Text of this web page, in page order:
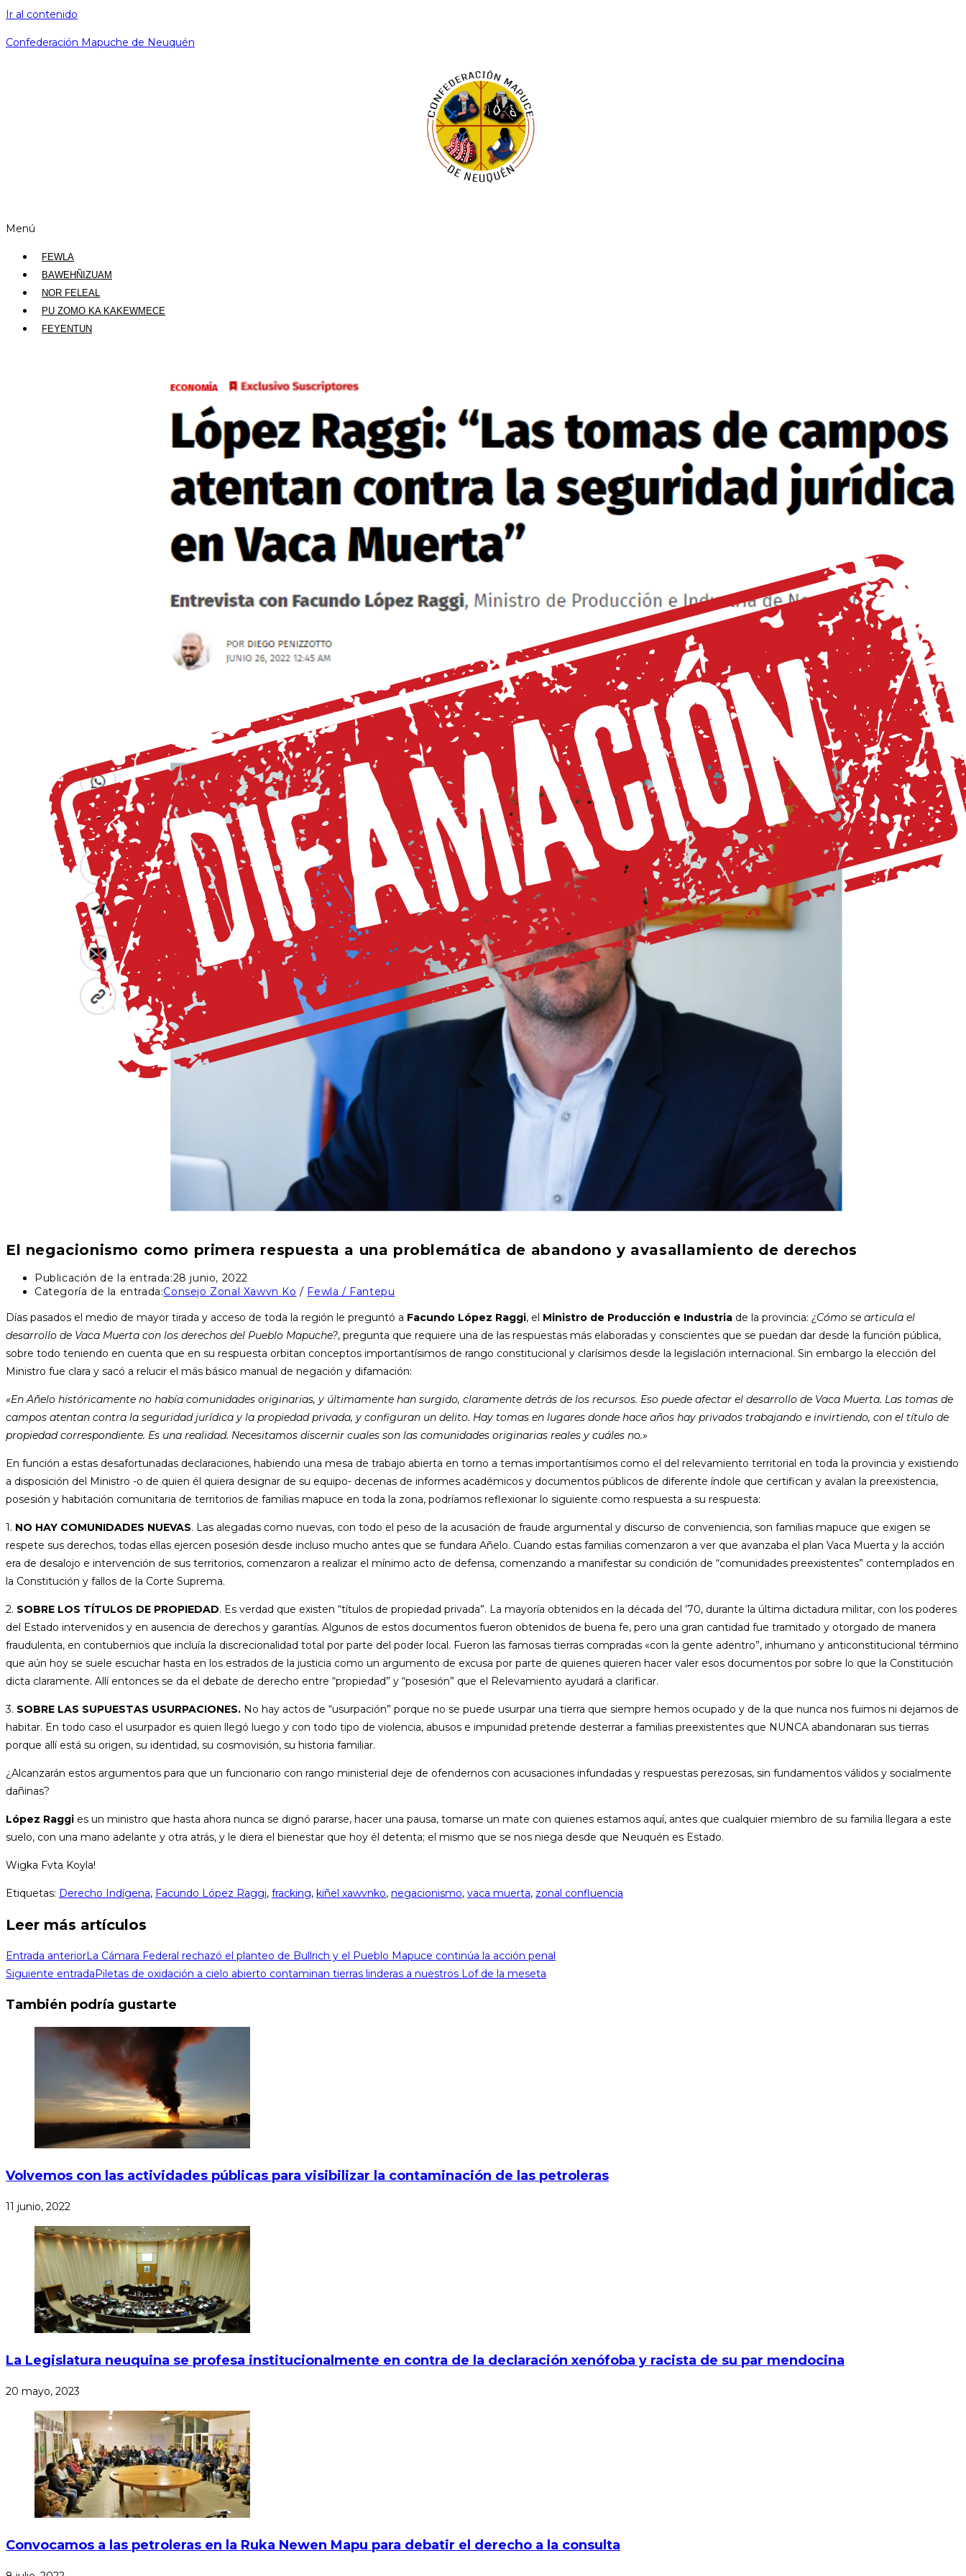
Ir al contenido
Confederación Mapuche de Neuquén
Menú
FEWLA
BAWEHÑIZUAM
NOR FELEAL
PU ZOMO KA KAKEWMECE
FEYENTUN
El negacionismo como primera respuesta a una problemática de abandono y avasallamiento de derechos
Publicación de la entrada:28 junio, 2022
Categoría de la entrada:Consejo Zonal Xawvn Ko / Fewla / Fantepu
Días pasados el medio de mayor tirada y acceso de toda la región le preguntó a Facundo López Raggi, el Ministro de Producción e Industria de la provincia: ¿Cómo se articula el
desarrollo de Vaca Muerta con los derechos del Pueblo Mapuche?, pregunta que requiere una de las respuestas más elaboradas y conscientes que se puedan dar desde la función pública,
sobre todo teniendo en cuenta que en su respuesta orbitan conceptos importantísimos de rango constitucional y clarísimos desde la legislación internacional. Sin embargo la elección del
Ministro fue clara y sacó a relucir el más básico manual de negación y difamación:
«En Añelo históricamente no había comunidades originarias, y últimamente han surgido, claramente detrás de los recursos. Eso puede afectar el desarrollo de Vaca Muerta. Las tomas de
campos atentan contra la seguridad jurídica y la propiedad privada, y configuran un delito. Hay tomas en lugares donde hace años hay privados trabajando e invirtiendo, con el título de
propiedad correspondiente. Es una realidad. Necesitamos discernir cuales son las comunidades originarias reales y cuáles no.»
En función a estas desafortunadas declaraciones, habiendo una mesa de trabajo abierta en torno a temas importantísimos como el del relevamiento territorial en toda la provincia y existiendo
a disposición del Ministro -o de quien él quiera designar de su equipo- decenas de informes académicos y documentos públicos de diferente índole que certifican y avalan la preexistencia,
posesión y habitación comunitaria de territorios de familias mapuce en toda la zona, podríamos reflexionar lo siguiente como respuesta a su respuesta:
1. NO HAY COMUNIDADES NUEVAS. Las alegadas como nuevas, con todo el peso de la acusación de fraude argumental y discurso de conveniencia, son familias mapuce que exigen se
respete sus derechos, todas ellas ejercen posesión desde incluso mucho antes que se fundara Añelo. Cuando estas familias comenzaron a ver que avanzaba el plan Vaca Muerta y la acción
era de desalojo e intervención de sus territorios, comenzaron a realizar el mínimo acto de defensa, comenzando a manifestar su condición de “comunidades preexistentes” contemplados en
la Constitución y fallos de la Corte Suprema.
2. SOBRE LOS TÍTULOS DE PROPIEDAD. Es verdad que existen “títulos de propiedad privada”. La mayoría obtenidos en la década del ’70, durante la última dictadura militar, con los poderes
del Estado intervenidos y en ausencia de derechos y garantías. Algunos de estos documentos fueron obtenidos de buena fe, pero una gran cantidad fue tramitado y otorgado de manera
fraudulenta, en contubernios que incluía la discrecionalidad total por parte del poder local. Fueron las famosas tierras compradas «con la gente adentro”, inhumano y anticonstitucional término
que aún hoy se suele escuchar hasta en los estrados de la justicia como un argumento de excusa por parte de quienes quieren hacer valer esos documentos por sobre lo que la Constitución
dicta claramente. Allí entonces se da el debate de derecho entre “propiedad” y “posesión” que el Relevamiento ayudará a clarificar.
3. SOBRE LAS SUPUESTAS USURPACIONES. No hay actos de “usurpación” porque no se puede usurpar una tierra que siempre hemos ocupado y de la que nunca nos fuimos ni dejamos de
habitar. En todo caso el usurpador es quien llegó luego y con todo tipo de violencia, abusos e impunidad pretende desterrar a familias preexistentes que NUNCA abandonaran sus tierras
porque allí está su origen, su identidad, su cosmovisión, su historia familiar.
¿Alcanzarán estos argumentos para que un funcionario con rango ministerial deje de ofendernos con acusaciones infundadas y respuestas perezosas, sin fundamentos válidos y socialmente
dañinas?
López Raggi es un ministro que hasta ahora nunca se dignó pararse, hacer una pausa, tomarse un mate con quienes estamos aquí, antes que cualquier miembro de su familia llegara a este
suelo, con una mano adelante y otra atrás, y le diera el bienestar que hoy él detenta; el mismo que se nos niega desde que Neuquén es Estado.
Wigka Fvta Koyla!
Etiquetas: Derecho Indígena, Facundo López Raggi, fracking, kiñel xawvnko, negacionismo, vaca muerta, zonal confluencia
Leer más artículos
Entrada anteriorLa Cámara Federal rechazó el planteo de Bullrich y el Pueblo Mapuce continúa la acción penal
Siguiente entradaPiletas de oxidación a cielo abierto contaminan tierras linderas a nuestros Lof de la meseta
También podría gustarte
Volvemos con las actividades públicas para visibilizar la contaminación de las petroleras
11 junio, 2022
La Legislatura neuquina se profesa institucionalmente en contra de la declaración xenófoba y racista de su par mendocina
20 mayo, 2023
Convocamos a las petroleras en la Ruka Newen Mapu para debatir el derecho a la consulta